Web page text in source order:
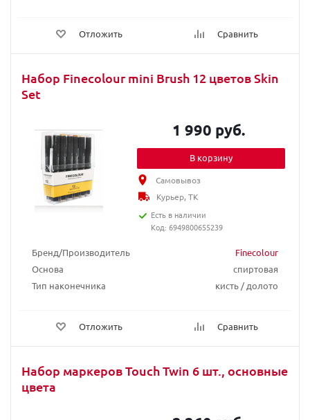
Отложить Сравнить
Набор Finecolour mini Brush 12 цветов Skin
Set
Бренд/Производитель
Finecolour
Основа
спиртовая
Тип наконечника
кисть / долото
Отложить Сравнить
1 990 руб.
В корзину
Самовывоз
Курьер, ТК
Есть в наличии
Код: 6949800655239
Набор маркеров Touch Twin 6 шт., основные
цвета